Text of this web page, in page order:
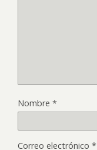
Nombre *
Correo electrónico *